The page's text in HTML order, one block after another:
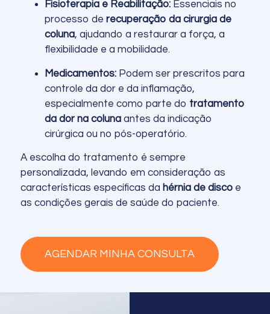
Fisioterapia e Reabilitação: Essenciais no
processo de recuperação da cirurgia de
coluna, ajudando a restaurar a força, a
flexibilidade e a mobilidade.
Medicamentos: Podem ser prescritos para
controle da dor e da inflamação,
especialmente como parte do tratamento
da dor na coluna antes da indicação
cirúrgica ou no pós-operatório.
A escolha do tratamento é sempre
personalizada, levando em consideração as
características específicas da hérnia de disco e
as condições gerais de saúde do paciente.
AGENDAR MINHA CONSULTA